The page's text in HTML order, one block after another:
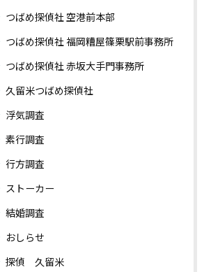
つばめ探偵社 空港前本部
つばめ探偵社 福岡糟屋篠栗駅前事務所
つばめ探偵社 赤坂大手門事務所
久留米つばめ探偵社
浮気調査
素行調査
行方調査
ストーカー
結婚調査
おしらせ
探偵 久留米